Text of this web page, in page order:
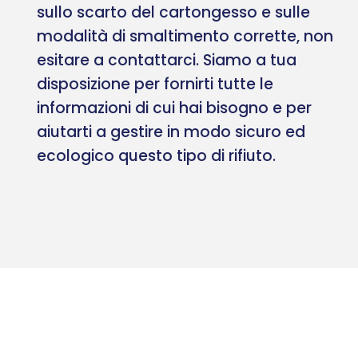
sullo scarto del cartongesso e sulle
modalità di smaltimento corrette, non
esitare a contattarci. Siamo a tua
disposizione per fornirti tutte le
informazioni di cui hai bisogno e per
aiutarti a gestire in modo sicuro ed
ecologico questo tipo di rifiuto.